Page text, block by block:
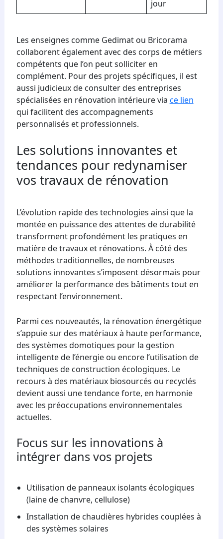
jour
Les enseignes comme Gedimat ou Bricorama
collaborent également avec des corps de métiers
compétents que l’on peut solliciter en
complément. Pour des projets spécifiques, il est
aussi judicieux de consulter des entreprises
spécialisées en rénovation intérieure via ce lien
qui facilitent des accompagnements
personnalisés et professionnels.
Les solutions innovantes et
tendances pour redynamiser
vos travaux de rénovation
L’évolution rapide des technologies ainsi que la
montée en puissance des attentes de durabilité
transforment profondément les pratiques en
matière de travaux et rénovations. À côté des
méthodes traditionnelles, de nombreuses
solutions innovantes s’imposent désormais pour
améliorer la performance des bâtiments tout en
respectant l’environnement.
Parmi ces nouveautés, la rénovation énergétique
s’appuie sur des matériaux à haute performance,
des systèmes domotiques pour la gestion
intelligente de l’énergie ou encore l’utilisation de
techniques de construction écologiques. Le
recours à des matériaux biosourcés ou recyclés
devient aussi une tendance forte, en harmonie
avec les préoccupations environnementales
actuelles.
Focus sur les innovations à
intégrer dans vos projets
Utilisation de panneaux isolants écologiques
(laine de chanvre, cellulose)
Installation de chaudières hybrides couplées à
des systèmes solaires